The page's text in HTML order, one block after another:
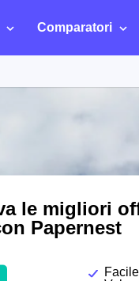
Comparatori